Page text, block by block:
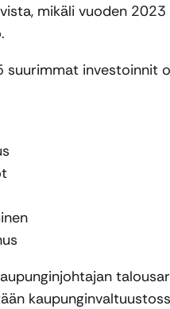
mikäli vuoden
suurimmat investoinnit